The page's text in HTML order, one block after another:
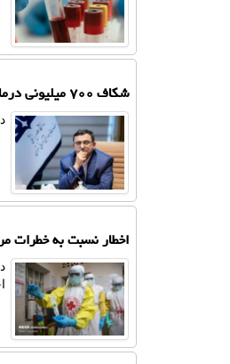
شکاف ۷۰۰ میلیونی درمان سرطان چرا صف بیمارستان های دولتی طولانی است؟
اخطار نسبت به خطرات